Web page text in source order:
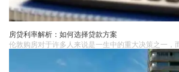
房贷利率解析：如何选择贷款方案